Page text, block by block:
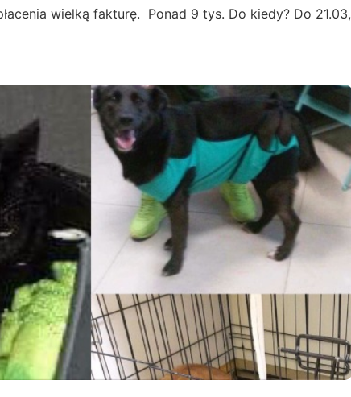
wielką fakturę. Ponad 9 tys. Do kiedy? Do 21.03,